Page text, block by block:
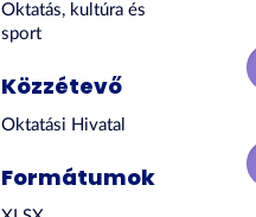
Oktatás, kultúra és
sport
Közzétevő
Oktatási Hivatal
Formátumok